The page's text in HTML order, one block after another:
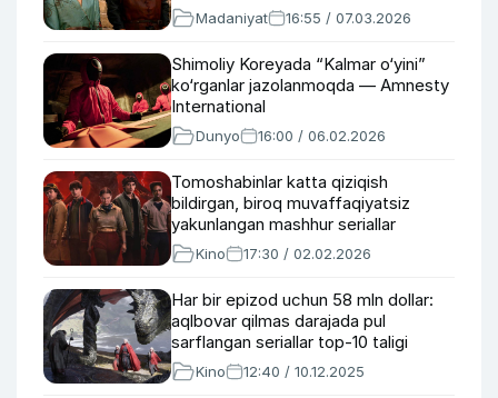
Madaniyat 16:55 / 07.03.2026
Shimoliy Koreyada “Kalmar o‘yini”
ko‘rganlar jazolanmoqda — Amnesty
International
Dunyo 16:00 / 06.02.2026
Tomoshabinlar katta qiziqish
bildirgan, biroq muvaffaqiyatsiz
yakunlangan mashhur seriallar
Kino 17:30 / 02.02.2026
Har bir epizod uchun 58 mln dollar:
aqlbovar qilmas darajada pul
sarflangan seriallar top-10 taligi
Kino 12:40 / 10.12.2025